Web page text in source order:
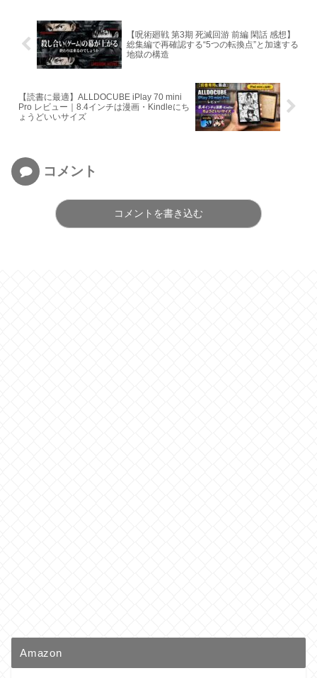
【呪術廻戦 第3期 死滅回游 前編 閑話 感想】
総集編で再確認する“5つの転換点”と加速する
地獄の構造
【読書に最適】ALLDOCUBE iPlay 70 mini
Pro レビュー｜8.4インチは漫画・Kindleにち
ょうどいいサイズ
コメント
コメントを書き込む
Amazon